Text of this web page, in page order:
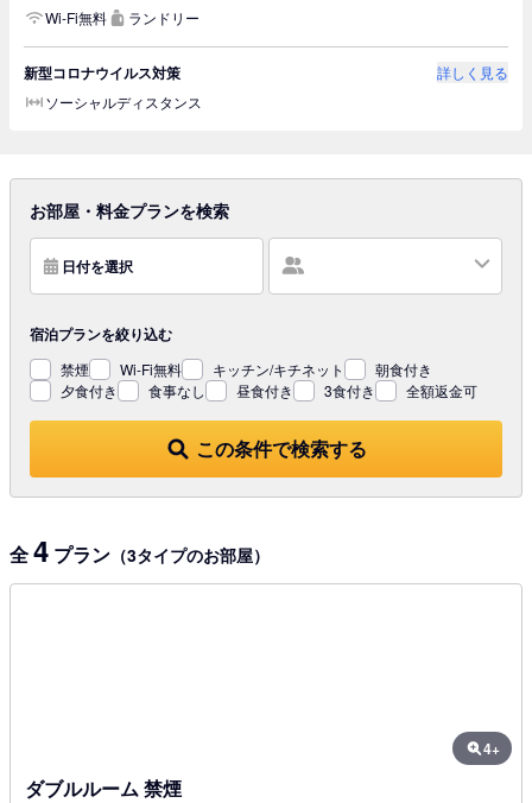
Wi-Fi無料
ランドリー
新型コロナウイルス対策
詳しく見る
ソーシャルディスタンス
お部屋・料金プランを検索
日付を選択
この条件で検索する
宿泊プランを絞り込む
禁煙 Wi-Fi無料 キッチン/キチネット
朝食付き
夕食付き
食事なし 昼食付き 3食付き 全額返金可
全4 プラン （3タイプのお部屋）
4+
ダブルルーム 禁煙